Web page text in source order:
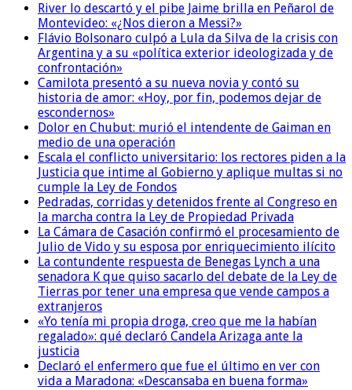
River lo descartó y el pibe Jaime brilla en Peñarol de
Montevideo: «¿Nos dieron a Messi?»
Flávio Bolsonaro culpó a Lula da Silva de la crisis con
Argentina y a su «política exterior ideologizada y de
confrontación»
Camilota presentó a su nueva novia y contó su
historia de amor: «Hoy, por fin, podemos dejar de
escondernos»
Dolor en Chubut: murió el intendente de Gaiman en
medio de una operación
Escala el conflicto universitario: los rectores piden a la
Justicia que intime al Gobierno y aplique multas si no
cumple la Ley de Fondos
Pedradas, corridas y detenidos frente al Congreso en
la marcha contra la Ley de Propiedad Privada
La Cámara de Casación confirmó el procesamiento de
Julio de Vido y su esposa por enriquecimiento ilícito
La contundente respuesta de Benegas Lynch a una
senadora K que quiso sacarlo del debate de la Ley de
Tierras por tener una empresa que vende campos a
extranjeros
«Yo tenía mi propia droga, creo que me la habían
regalado»: qué declaró Candela Arizaga ante la
justicia
Declaró el enfermero que fue el último en ver con
vida a Maradona: «Descansaba en buena forma»